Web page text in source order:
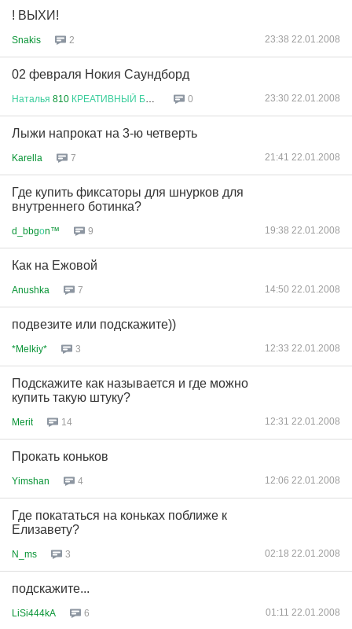
! ВЫХИ!
Snakis 2 23:38 22.01.2008
02 февраля Нокия Саундборд
Наталья 810 КРЕАТИВНЫЙ БУХГАЛТ ... 0 23:30 22.01.2008
Лыжи напрокат на 3-ю четверть
Karella 7 21:41 22.01.2008
Где купить фиксаторы для шнурков для
внутреннего ботинка?
d_bbgоn™ 9 19:38 22.01.2008
Как на Ежовой
Anushka 7 14:50 22.01.2008
подвезите или подскажите))
*Melkiy* 3 12:33 22.01.2008
Подскажите как называется и где можно
купить такую штуку?
Merit 14 12:31 22.01.2008
Прокать коньков
Yimshan 4 12:06 22.01.2008
Где покататься на коньках поближе к
Елизавету?
N_ms 3 02:18 22.01.2008
подскажите...
LiSi444kA 6 01:11 22.01.2008